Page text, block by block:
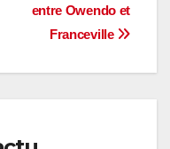
entre Owendo et
Franceville